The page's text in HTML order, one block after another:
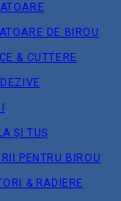
DE BIROU
& CUTTERE
ȘI TUȘ
PENTRU BIROU
& RADIERE